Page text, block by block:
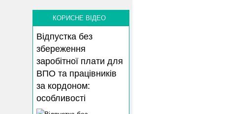
КОРИСНЕ ВІДЕО
Відпустка без
збереження
заробітної плати для
ВПО та працівників
за кордоном:
особливості